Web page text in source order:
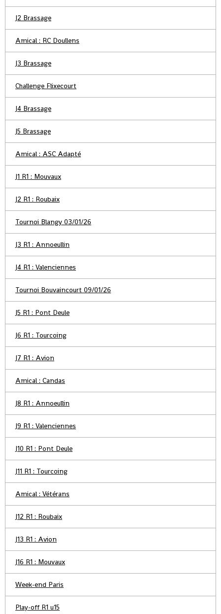
J2 Brassage
Amical : RC Doullens
J3 Brassage
Challenge Flixecourt
J4 Brassage
J5 Brassage
Amical : ASC Adapté
J1 R1 : Mouvaux
J2 R1 : Roubaix
Tournoi Blangy 03/01/26
J3 R1 : Annoeullin
J4 R1 : Valenciennes
Tournoi Bouvaincourt 09/01/26
J5 R1 : Pont Deule
J6 R1 : Tourcoing
J7 R1 : Avion
Amical : Candas
J8 R1 : Annoeullin
J9 R1 : Valenciennes
J10 R1 : Pont Deule
J11 R1 : Tourcoing
Amical : Vétérans
J12 R1 : Roubaix
J13 R1 : Avion
J16 R1 : Mouvaux
Week-end Paris
Play-off R1 u15